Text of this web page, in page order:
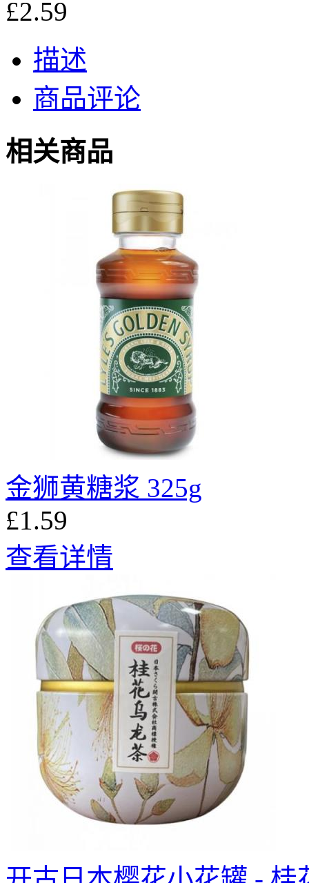
£2.59
描述
商品评论
相关商品
金狮黄糖浆 325g
£1.59
查看详情